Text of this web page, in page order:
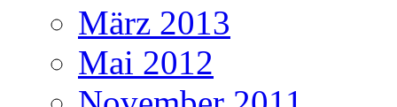
März 2013
Mai 2012